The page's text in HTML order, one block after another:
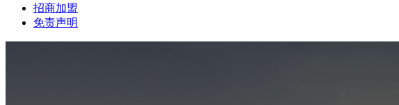
招商加盟
免责声明